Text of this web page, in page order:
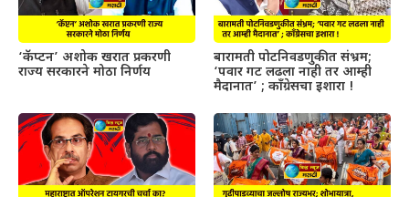
‘कॅप्टन’ अशोक खरात प्रकरणी
राज्य सरकारने मोठा निर्णय
बारामती पोटनिवडणुकीत संभ्रम;
‘पवार गट लढला नाही तर आम्ही
मैदानात’ ; काँग्रेसचा इशारा !